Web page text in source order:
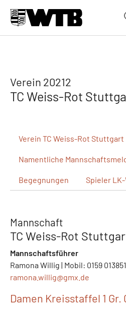
Verein 20212
TC Weiss-Rot
Verein TC Weiss-Rot Stuttgart
Namentliche
Begegnungen Spieler
Mannschaft
TC Weiss-Rot
Mannschaftsführer
Ramona Willig | Mobil: 0159
ramona.willig@gmx.de
Damen Kreisstaffel 1 Gr.